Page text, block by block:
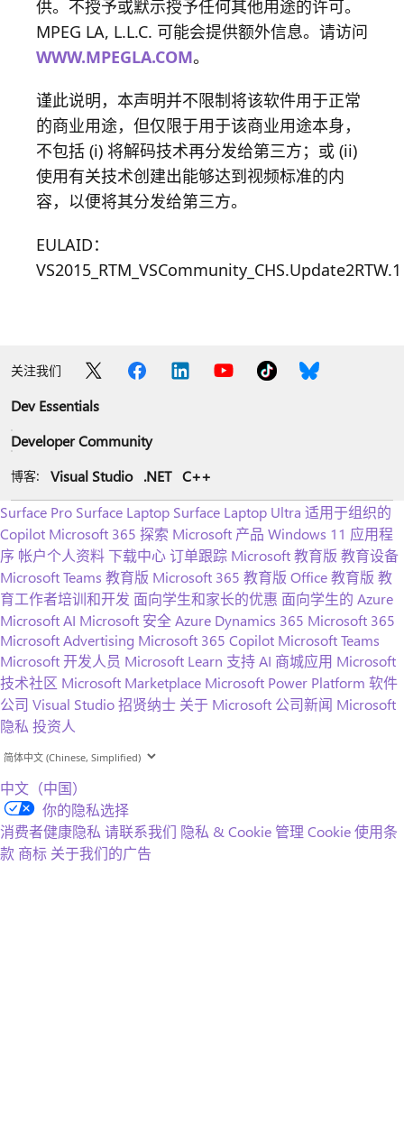
供。不授予或默示授予任何其他用途的许可。
MPEG LA, L.L.C. 可能会提供额外信息。请访问
WWW.MPEGLA.COM。
谨此说明，本声明并不限制将该软件用于正常
的商业用途，但仅限于用于该商业用途本身，
不包括 (i) 将解码技术再分发给第三方；或 (ii)
使用有关技术创建出能够达到视频标准的内
容，以便将其分发给第三方。
EULAID：
VS2015_RTM_VSCommunity_CHS.Update2RTW.1
关注我们
Dev Essentials
Developer Community
博客: Visual Studio .NET C++
Surface Pro Surface Laptop Surface Laptop Ultra 适用于组织的
Copilot Microsoft 365 探索 Microsoft 产品 Windows 11 应用程
序 帐户个人资料 下载中心订单跟踪 Microsoft 教育版 教育设备
Microsoft Teams 教育版 Microsoft 365 教育版 Office 教育版 教
育工作者培训和开发 面向学生和家长的优惠 面向学生的 Azure
Microsoft AI Microsoft 安全Azure Dynamics 365 Microsoft 365
Microsoft Advertising Microsoft 365 Copilot Microsoft Teams
Microsoft 开发人员 Microsoft Learn 支持 AI 商城应用 Microsoft
技术社区 Microsoft Marketplace Microsoft Power Platform 软件
公司 Visual Studio招贤纳士 关于 Microsoft 公司新闻 Microsoft
隐私 投资人
中文（中国）
你的隐私选择
消费者健康隐私 请联系我们 隐私 & Cookie 管理 Cookie使用条
款 商标 关于我们的广告